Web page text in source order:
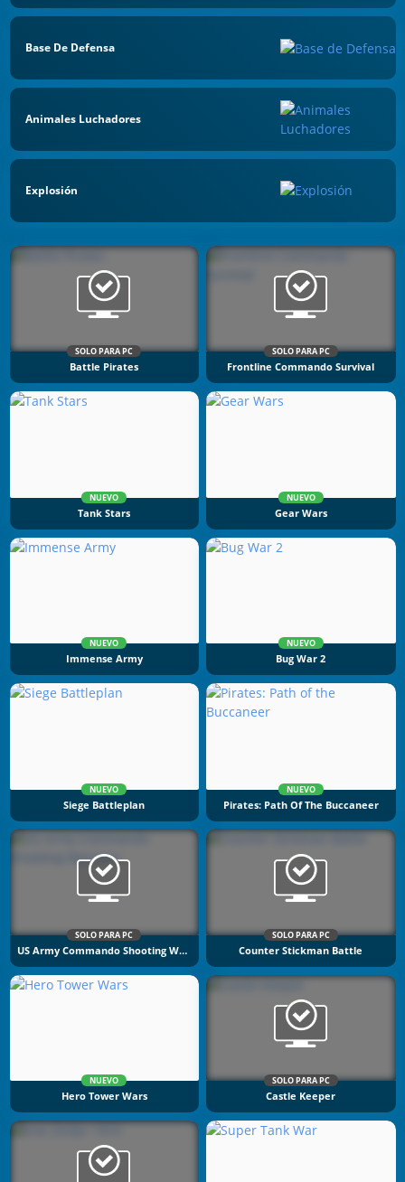
Base De Defensa
Animales Luchadores
Explosión
SOLO PARA PC
Battle Pirates
SOLO PARA PC
Frontline Commando Survival
NUEVO
Tank Stars
NUEVO
Gear Wars
NUEVO
Immense Army
NUEVO
Bug War 2
NUEVO
Siege Battleplan
NUEVO
Pirates: Path Of The Buccaneer
SOLO PARA PC
US Army Commando Shooting Warzone
SOLO PARA PC
Counter Stickman Battle
NUEVO
Hero Tower Wars
SOLO PARA PC
Castle Keeper